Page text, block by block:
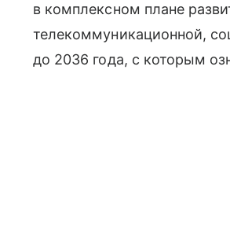
в комплексном плане
телекоммуникационной,
до 2036 года, с которым